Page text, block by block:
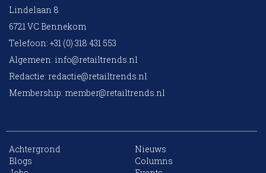
Lindelaan 8
6721 VC Bennekom
Telefoon: +31 (0) 318 431 553
Algemeen: info@retailtrends.nl
Redactie: redactie@retailtrends.nl
Membership: member@retailtrends.nl
Achtergrond
Nieuws
Blogs
Columns